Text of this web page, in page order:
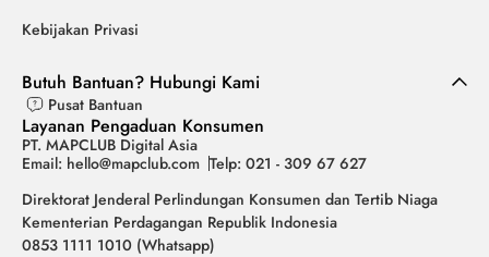
Kebijakan Privasi
Butuh Bantuan? Hubungi Kami
Pusat Bantuan
Layanan Pengaduan Konsumen
PT. MAPCLUB Digital Asia
Email: hello@mapclub.com Telp: 021 - 309 67 627
Direktorat Jenderal Perlindungan Konsumen dan Tertib Niaga
Kementerian Perdagangan Republik Indonesia
0853 1111 1010 (Whatsapp)